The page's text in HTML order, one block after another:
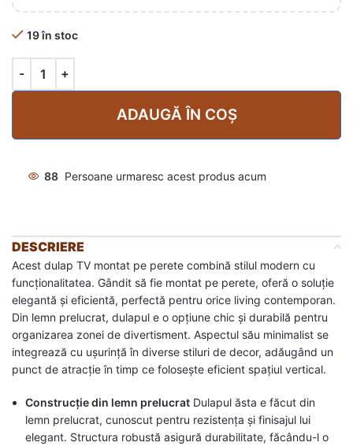
19 în stoc
ADAUGĂ ÎN COȘ
88 Persoane urmaresc acest produs acum
DESCRIERE
Acest dulap TV montat pe perete combină stilul modern cu
funcționalitatea. Gândit să fie montat pe perete, oferă o soluție
elegantă și eficientă, perfectă pentru orice living contemporan.
Din lemn prelucrat, dulapul e o opțiune chic și durabilă pentru
organizarea zonei de divertisment. Aspectul său minimalist se
integrează cu ușurință în diverse stiluri de decor, adăugând un
punct de atracție în timp ce folosește eficient spațiul vertical.
Construcție din lemn prelucrat Dulapul ăsta e făcut din
lemn prelucrat, cunoscut pentru rezistența și finisajul lui
elegant. Structura robustă asigură durabilitate, făcându-l o